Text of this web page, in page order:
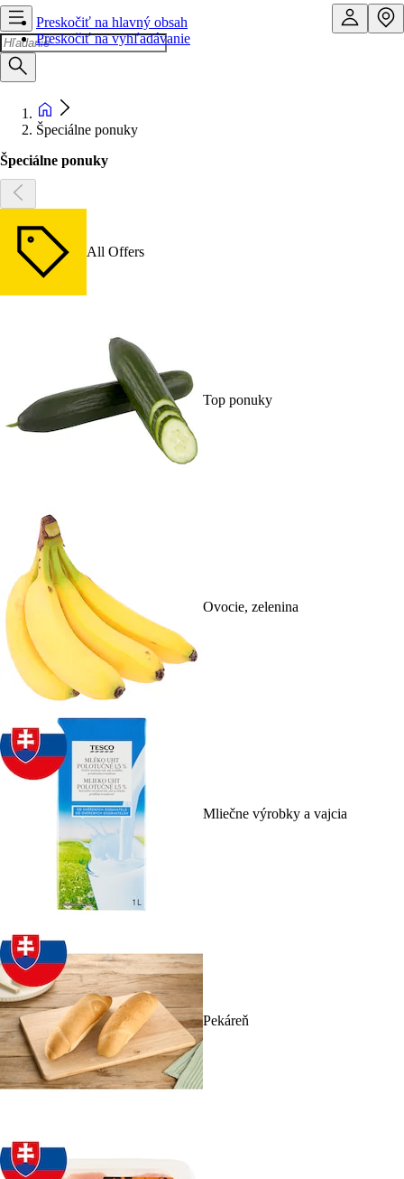
Preskočiť na hlavný obsah
Preskočiť na vyhľadávanie
Špeciálne ponuky
Špeciálne ponuky
All Offers
Top ponuky
Ovocie, zelenina
Mliečne výrobky a vajcia
Pekáreň